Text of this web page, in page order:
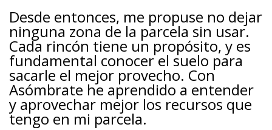
Desde entonces, me propuse no dejar
ninguna zona de la parcela sin usar.
Cada rincón tiene un propósito, y es
fundamental conocer el suelo para
sacarle el mejor provecho. Con
Asómbrate he aprendido a entender
y aprovechar mejor los recursos que
tengo en mi parcela.